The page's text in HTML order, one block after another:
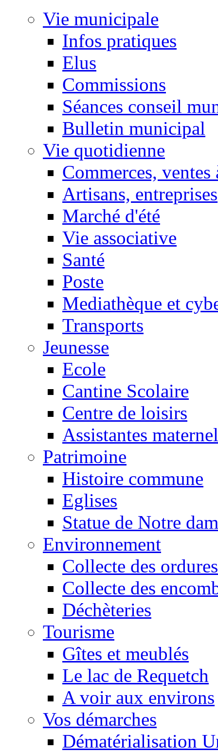
Vie municipale
Infos pratiques
Elus
Commissions
Séances conseil
Bulletin municipal
Vie quotidienne
Commerces, ventes
Artisans, entreprises
Marché d'été
Vie associative
Santé
Poste
Mediathèque et
Transports
Jeunesse
Ecole
Cantine Scolaire
Centre de loisirs
Assistantes
Patrimoine
Histoire commune
Eglises
Statue de Notre
Environnement
Collecte des ordures
Collecte des
Déchèteries
Tourisme
Gîtes et meublés
Le lac de Requetch
A voir aux environs
Vos démarches
Dématérialisation